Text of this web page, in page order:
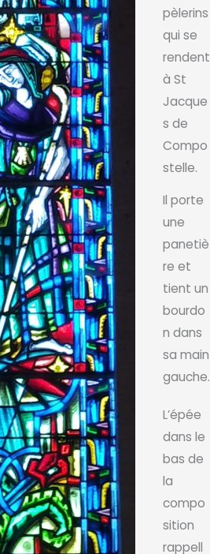
pèlerins
qui se
rendent
à St
Jacque
s de
Compo
stelle.
Il porte
une
panetiè
re et
tient un
bourdo
n dans
sa main
gauche.
L’épée
dans le
bas de
la
compo
sition
rappell